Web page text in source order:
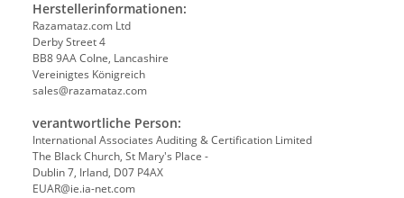
Herstellerinformationen:
Razamataz.com Ltd
Derby Street 4
BB8 9AA Colne, Lancashire
Vereinigtes Königreich
sales@razamataz.com
verantwortliche Person:
International Associates Auditing & Certification Limited
The Black Church, St Mary's Place -
Dublin 7, Irland, D07 P4AX
EUAR@ie.ia-net.com